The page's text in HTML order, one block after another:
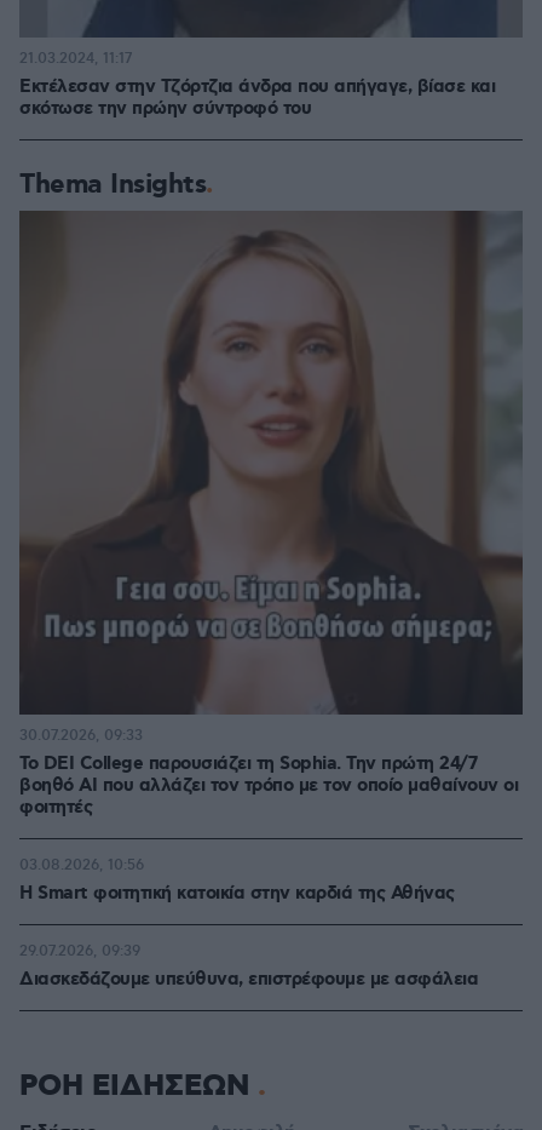
Εκτέλεσαν στην Τζόρτζια άνδρα που απήγαγε, βίασε και
σκότωσε την πρώην σύντροφό του
21.03.2024, 11:17
Thema Insights
Το DEI College παρουσιάζει τη Sophia. Την πρώτη 24/7
βοηθό AI που αλλάζει τον τρόπο με τον οποίο μαθαίνουν οι
φοιτητές
30.07.2026, 09:33
Η Smart φοιτητική κατοικία στην καρδιά της Αθήνας
03.08.2026, 10:56
Διασκεδάζουμε υπεύθυνα, επιστρέφουμε με ασφάλεια
29.07.2026, 09:39
ΡΟΗ ΕΙΔΗΣΕΩΝ